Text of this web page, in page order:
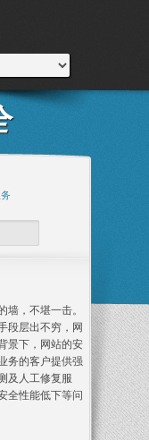
墙，不堪一击。
段层出不穷，网
景下，网站的安
务的客户提供强
及人工修复服
全性能低下等问